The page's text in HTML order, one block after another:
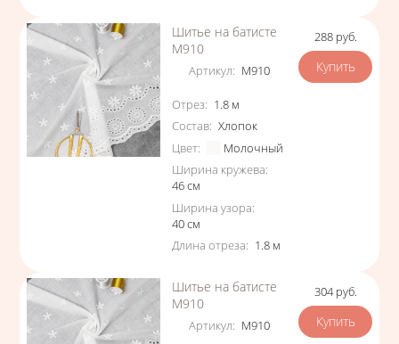
Шитье на батисте
М910
Артикул: М910
Характеристики
Отрез: 1.8 м
Состав: Хлопок
Цвет:
Молочный
Ширина кружева:
46см
Ширина узора:
40см
Длина отреза: 1.8 м
Цена
288 руб.
Шитье на батисте
М910
Артикул: М910
Цена
304 руб.